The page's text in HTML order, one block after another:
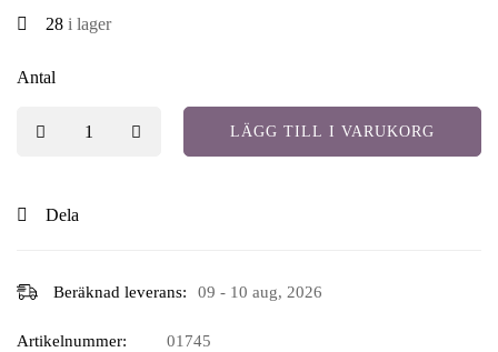
28 i lager
Antal
LÄGG TILL I VARUKORG
Dela
Beräknad leverans: 09 - 10 aug, 2026
Artikelnummer: 01745